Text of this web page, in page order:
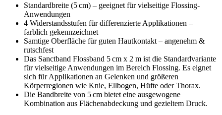
Standardbreite (5 cm) – geeignet für vielseitige Flossing-
Anwendungen
4 Widerstandsstufen für differenzierte Applikationen –
farblich gekennzeichnet
Samtige Oberfläche für guten Hautkontakt – angenehm &
rutschfest
Das Sanctband Flossband 5 cm x 2 m ist die Standardvariante
für vielseitige Anwendungen im Bereich Flossing. Es eignet
sich für Applikationen an Gelenken und größeren
Körperregionen wie Knie, Ellbogen, Hüfte oder Thorax.
Die Bandbreite von 5 cm bietet eine ausgewogene
Kombination aus Flächenabdeckung und gezieltem Druck.